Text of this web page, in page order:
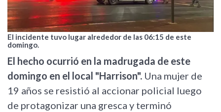
El incidente tuvo lugar alrededor de las 06:15 de este
domingo.
El hecho ocurrió en la madrugada de este
domingo en el local "Harrison". Una mujer de
19 años se resistió al accionar policial luego
de protagonizar una gresca y terminó